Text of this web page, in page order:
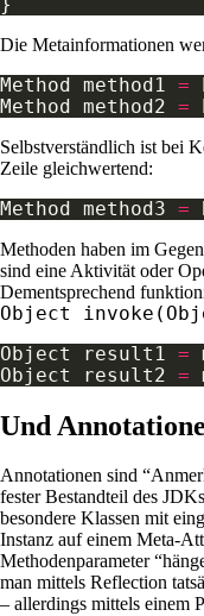
Die Metainformationen
Method method1 =
Method method2 =
Selbstverständlich ist bei
Zeile gleichwertend:
Method method3 =
Methoden haben im
sind eine Aktivität oder
Dementsprechend
Object
Object result1 =
Object result2 =
Und
Annotationen sind
fester Bestandteil des
besondere Klassen mit
Instanz auf einem Meta-
Methodenparameter
man mittels Reflection
– allerdings mittels einem